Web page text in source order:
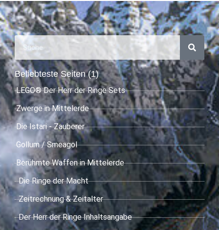
Beliebteste Seiten (1)
LEGO® Der Herr der Ringe Sets
Zwerge in Mittelerde
Die Istari - Zauberer
Gollum / Smeagol
Berühmte Waffen in Mittelerde
Die Ringe der Macht
Zeitrechnung & Zeitalter
Der Herr der Ringe Inhaltsangabe